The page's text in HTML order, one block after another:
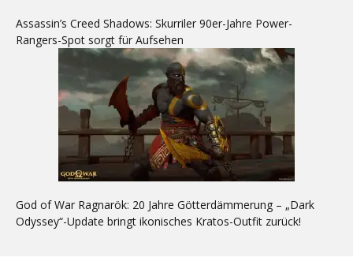
Assassin’s Creed Shadows: Skurriler 90er-Jahre Power-
Rangers-Spot sorgt für Aufsehen
God of War Ragnarök: 20 Jahre Götterdämmerung – „Dark
Odyssey“-Update bringt ikonisches Kratos-Outfit zurück!